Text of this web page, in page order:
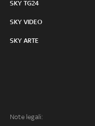
SKY TG24
SKY VIDEO
SKY ARTE
Note legali: